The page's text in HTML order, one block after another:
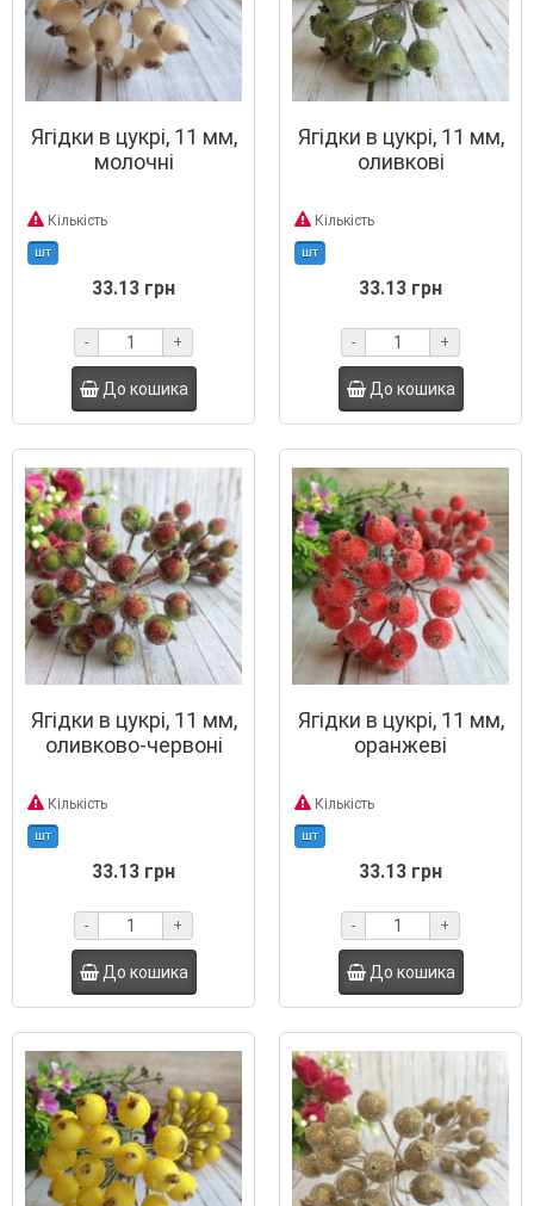
Ягідки в цукрі, 11 мм,
молочні
Кількість
шт
33.13 грн
- +
До кошика
Ягідки в цукрі, 11 мм,
оливкові
Кількість
шт
33.13 грн
- +
До кошика
Ягідки в цукрі, 11 мм,
оливково-червоні
Кількість
шт
33.13 грн
- +
До кошика
Ягідки в цукрі, 11 мм,
оранжеві
Кількість
шт
33.13 грн
- +
До кошика